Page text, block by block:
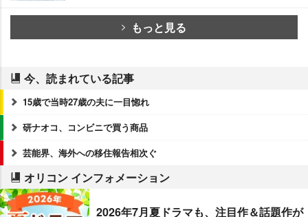
もっと見る
今、読まれている記事
15歳で当時27歳の夫に一目惚れ
研ナオコ、コンビニで買う商品
芸能界、海外への移住報告相次ぐ
オリコン インフォメーション
2026年7月夏ドラマも、注目作＆話題作が